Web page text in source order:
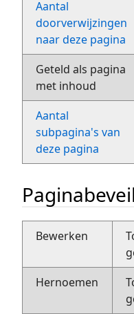
Aantal
doorverwijzingen
naar deze pagina
Geteld als pagina
met inhoud
Aantal
subpagina's van
deze pagina
Bewerken
Hernoemen